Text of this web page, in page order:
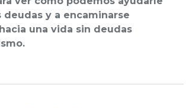
deudas y a encaminarse
una vida sin deudas